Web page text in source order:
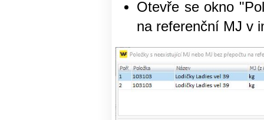
Otevře se okno
na referenční MJ v